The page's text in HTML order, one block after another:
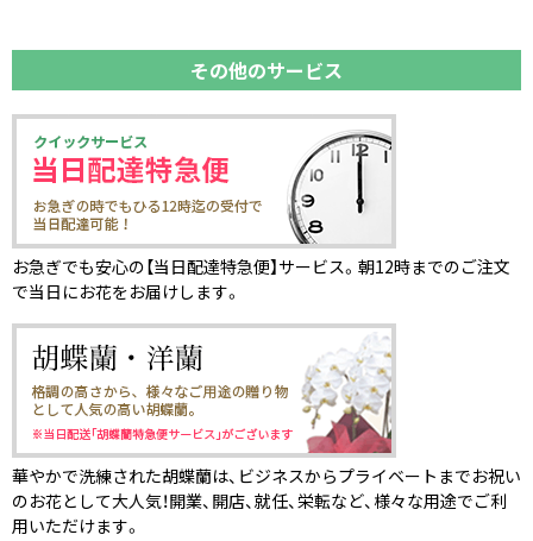
その他のサービス
お急ぎでも安心の【当日配達特急便】サービス。朝12時までのご注文
で当日にお花をお届けします。
華やかで洗練された胡蝶蘭は、ビジネスからプライベートまでお祝い
のお花として大人気！開業、開店、就任、栄転など、様々な用途でご利
用いただけます。